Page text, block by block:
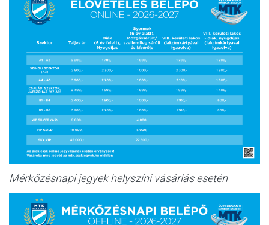
Mérkőzésnapi jegyek helyszíni vásárlás esetén